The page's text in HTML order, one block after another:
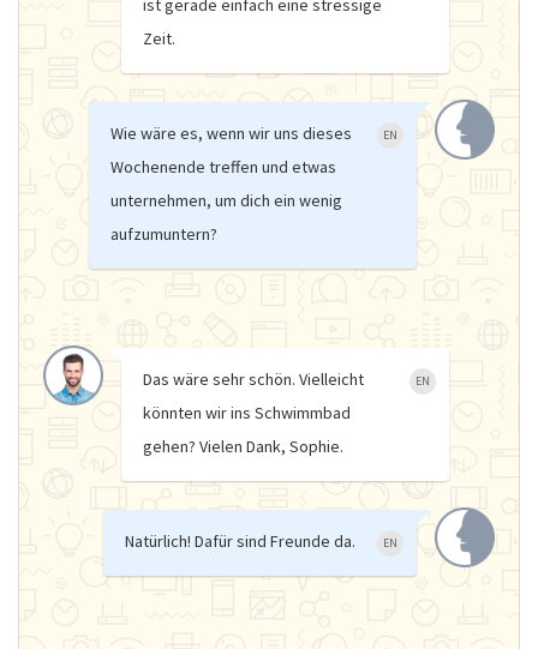
ist gerade einfach eine stressige
Zeit.
Wie wäre es, wenn wir uns dieses
Wochenende treffen und etwas
unternehmen, um dich ein wenig
aufzumuntern?
EN
Das wäre sehr schön. Vielleicht
könnten wir ins Schwimmbad
gehen? Vielen Dank, Sophie.
EN
Natürlich! Dafür sind Freunde da. EN